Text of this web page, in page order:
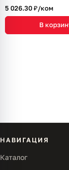
5 026.30 ₽/ком
В
НАВИГАЦИЯ
Каталог